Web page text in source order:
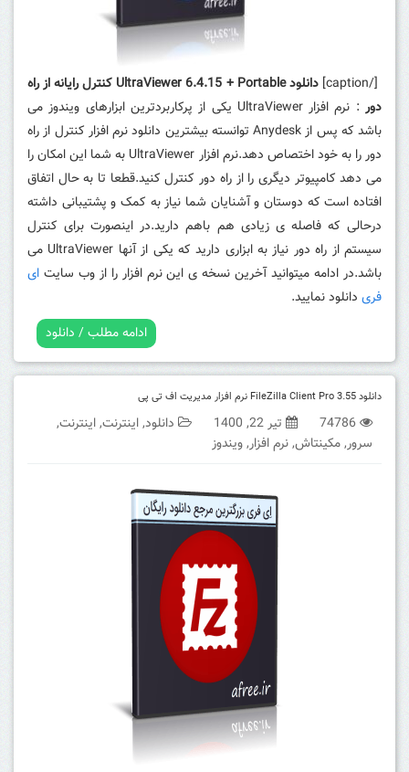
[/caption]
دانلود UltraViewer 6.4.15 + Portable کنترل رایانه از راه
دور
: نرم افزار UltraViewer یکی از پرکاربردترین ابزارهای ویندوز می
باشد که پس از Anydesk توانسته بیشترین دانلود نرم افزار کنترل از راه
دور را به خود اختصاص دهد.نرم افزار UltraViewer به شما این امکان را
می دهد کامپیوتر دیگری را از راه دور کنترل کنید.قطعا تا به حال اتفاق
افتاده است که دوستان و آشنایان شما نیاز به کمک و پشتیبانی داشته
درحالی که فاصله ی زیادی هم باهم دارید.در اینصورت برای کنترل
سیستم از راه دور نیاز به ابزاری دارید که یکی از آنها UltraViewer می
باشد.در ادامه میتوانید آخرین نسخه ی این نرم افزار را از وب سایت ای
فری دانلود نمایید.
ادامه مطلب / دانلود
دانلود FileZilla Client Pro 3.55 نرم افزار مدیریت اف تی پی
74786 تیر 22, 1400 دانلود,اینترنت,اینترنت,
سرور,مکینتاش,نرم افزار,ویندوز